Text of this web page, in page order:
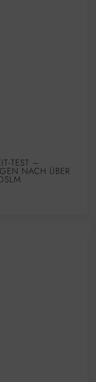
TEST –
NACH ÜBER